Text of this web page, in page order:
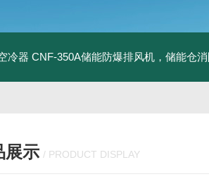
冷器 CNF-350A储能防爆排风机，储能仓
展示 / PRODUCT DISPLAY